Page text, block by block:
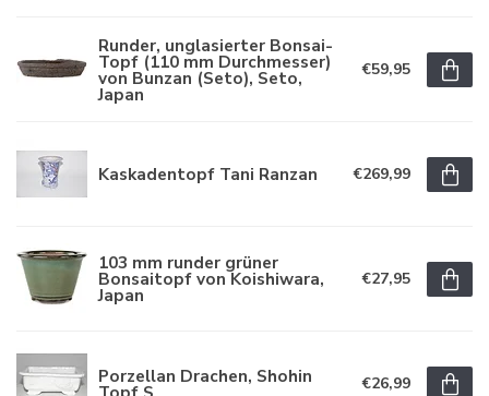
Runder, unglasierter Bonsai-
Topf (110 mm Durchmesser)
von Bunzan (Seto), Seto,
Japan
€59,95
Kaskadentopf Tani Ranzan €269,99
103 mm runder grüner
Bonsaitopf von Koishiwara,
Japan
€27,95
Porzellan Drachen, Shohin €26,99